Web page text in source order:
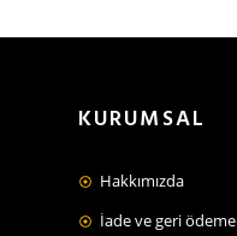
KURUMSAL
Hakkımızda
İade ve geri ödeme